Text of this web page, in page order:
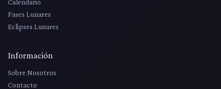
Calendario
Fases Lunares
Eclipses Lunares
Información
Sobre Nosotros
Contacto